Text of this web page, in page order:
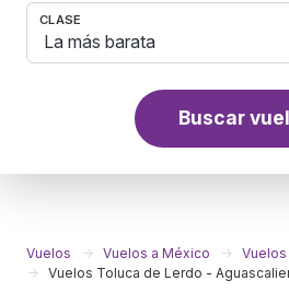
CLASE
Buscar
Vuelos Vuelos a México
Vuelos Toluca de Lerdo -